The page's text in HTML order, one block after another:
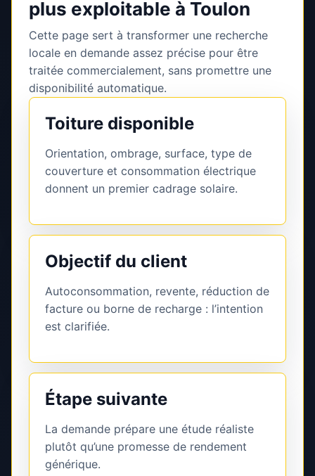
plus exploitable à Toulon
Cette page sert à transformer une recherche
locale en demande assez précise pour être
traitée commercialement, sans promettre une
disponibilité automatique.
Toiture disponible
Orientation, ombrage, surface, type de
couverture et consommation électrique
donnent un premier cadrage solaire.
Objectif du client
Autoconsommation, revente, réduction de
facture ou borne de recharge : l’intention
est clarifiée.
Étape suivante
La demande prépare une étude réaliste
plutôt qu’une promesse de rendement
générique.